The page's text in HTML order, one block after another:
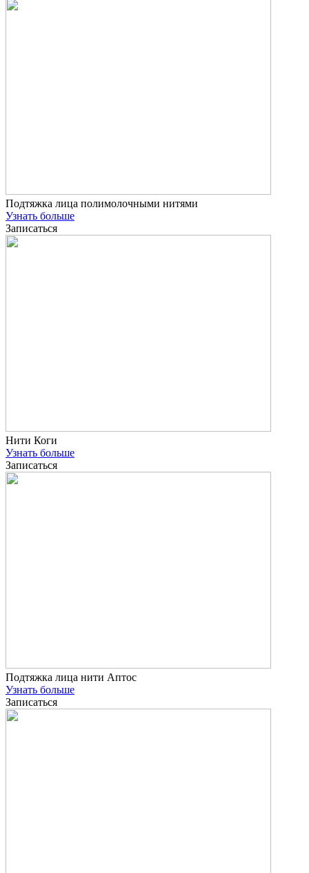
Подтяжка лица полимолочными нитями
Узнать больше
Записаться
Нити Коги
Узнать больше
Записаться
Подтяжка лица нити Аптос
Узнать больше
Записаться